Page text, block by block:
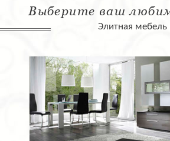
Выберите ваш
Элитная мебель